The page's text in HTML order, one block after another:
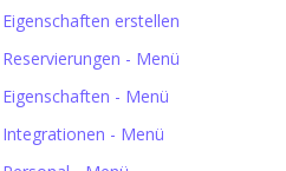
Eigenschaften erstellen
Reservierungen - Menü
Eigenschaften - Menü
Integrationen - Menü